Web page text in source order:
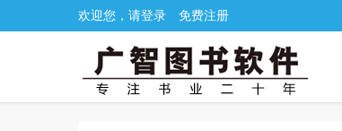
欢迎您，请登录 免费注册